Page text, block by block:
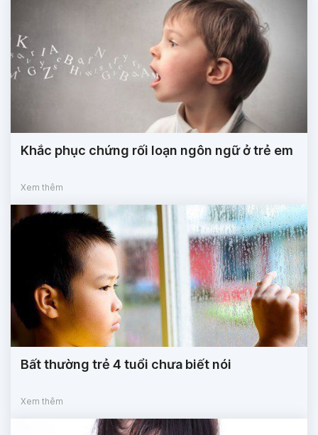
Khắc phục chứng rối loạn ngôn ngữ ở trẻ em
Xem thêm
Bất thường trẻ 4 tuổi chưa biết nói
Xem thêm